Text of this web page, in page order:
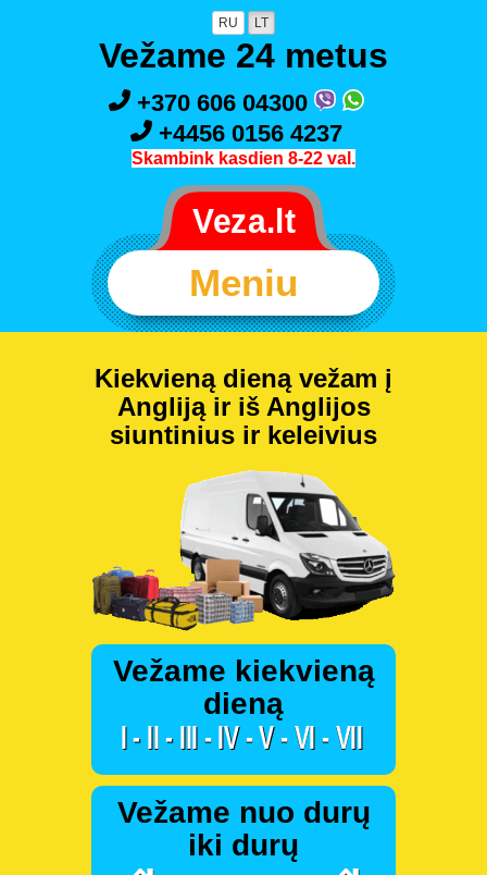
RU LT
Vežame 24 metus
+370 606 04300
+4456 0156 4237
Skambink kasdien 8-22 val.
Meniu
Kiekvieną dieną vežam į
Angliją ir iš Anglijos
siuntinius ir keleivius
Vežame kiekvieną
dieną
Vežame nuo durų
iki durų